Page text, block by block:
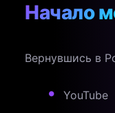
Начало
Вернувшись в
YouTube